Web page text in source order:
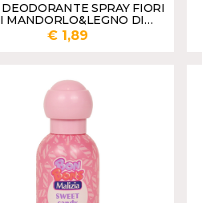
SPRAY FIORI
MANDORLO&LEGNO DI
SANDALO ML 150
€ 1,89